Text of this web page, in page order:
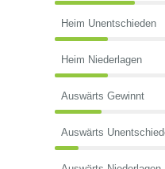
Heim Unentschieden
Heim Niederlagen
Auswärts Gewinnt
Auswärts